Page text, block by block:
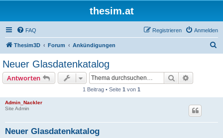
thesim.at
FAQ Anmelden
Registrieren
Thesim3D Forum Ankündigungen
Neuer Glasdatenkatalog
Antworten Suche
1 Beitrag • Seite 1 von 1
Admin_Nackler
Site Admin
Neuer Glasdatenkatalog